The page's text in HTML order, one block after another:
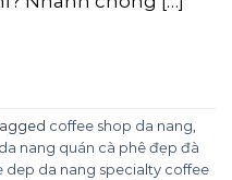
coffee shop da nang,
nang quán cà phê đẹp đà
dep da nang specialty coffee